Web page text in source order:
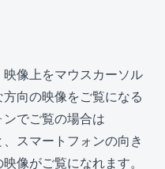
像上をマウスカーソル
向の映像をご覧になる
でご覧の場合は
スマートフォンの向き
像がご覧になれます。